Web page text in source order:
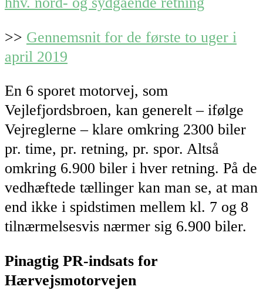
>> Gennemsnit for de første to uger i
april 2019
En 6 sporet motorvej, som
Vejlefjordsbroen, kan generelt – ifølge
Vejreglerne – klare omkring 2300 biler
pr. time, pr. retning, pr. spor. Altså
omkring 6.900 biler i hver retning. På de
vedhæftede tællinger kan man se, at man
end ikke i spidstimen mellem kl. 7 og 8
tilnærmelsesvis nærmer sig 6.900 biler.
Pinagtig PR-indsats for
Hærvejsmotorvejen